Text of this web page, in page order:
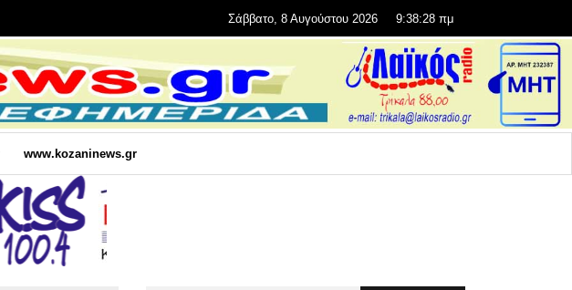
Σάββατο, 8 Αυγούστου 2026 9:38:29 πμ
www.kozaninews.gr